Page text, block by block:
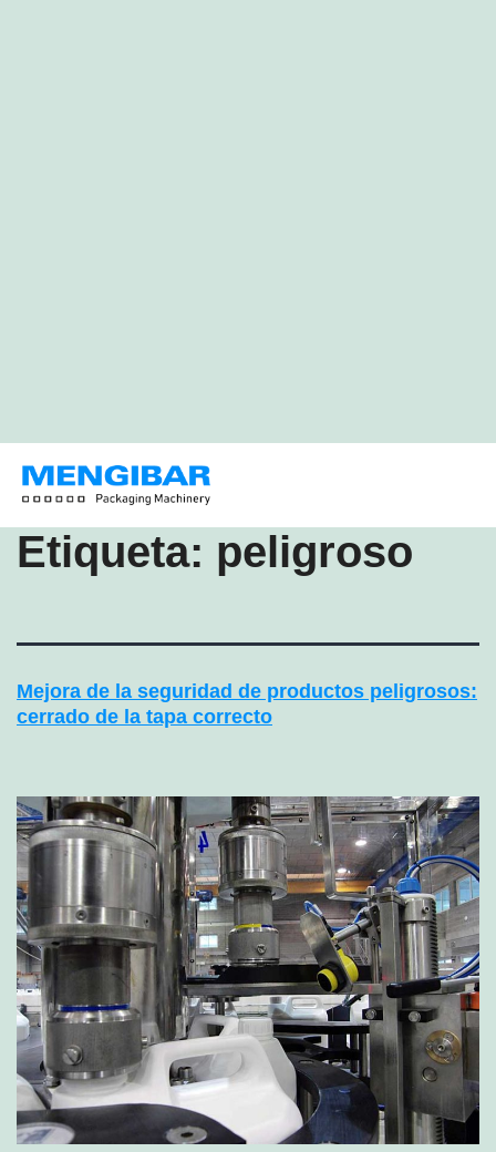
Etiqueta: peligroso
Mejora de la seguridad de productos peligrosos:
cerrado de la tapa correcto